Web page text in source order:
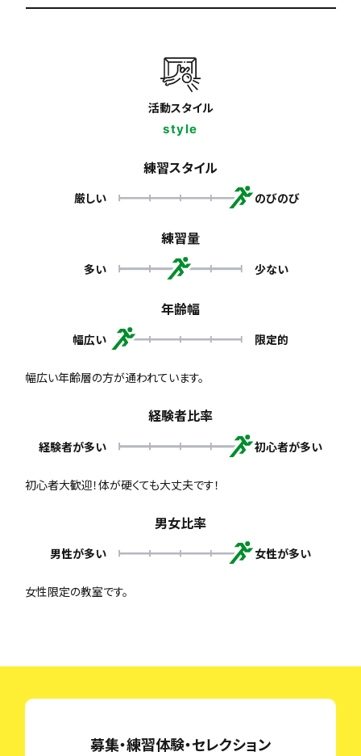
活動スタイル
style
練習スタイル
厳しい のびのび
練習量
多い 少ない
年齢幅
幅広い 限定的
幅広い年齢層の方が通われています。
経験者比率
経験者が多い 初心者が多い
初心者大歓迎！体が硬くても大丈夫です！
男女比率
男性が多い 女性が多い
女性限定の教室です。
募集・練習体験・セレクション